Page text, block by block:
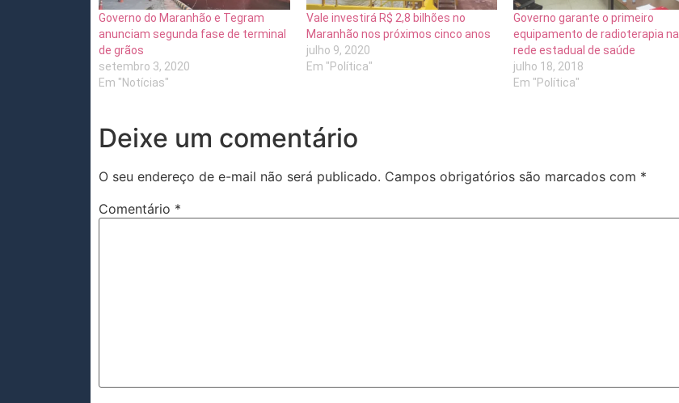
Governo do Maranhão e Tegram
anunciam segunda fase de terminal
de grãos
setembro 3, 2020
Em "Notícias"
Vale investirá R$ 2,8 bilhões no
Maranhão nos próximos cinco anos
julho 9, 2020
Em "Política"
Governo garante o primeiro
equipamento de radioterapia na
rede estadual de saúde
julho 18, 2018
Em "Política"
Deixe um comentário
O seu endereço de e-mail não será publicado. Campos obrigatórios são marcados com *
Comentário *